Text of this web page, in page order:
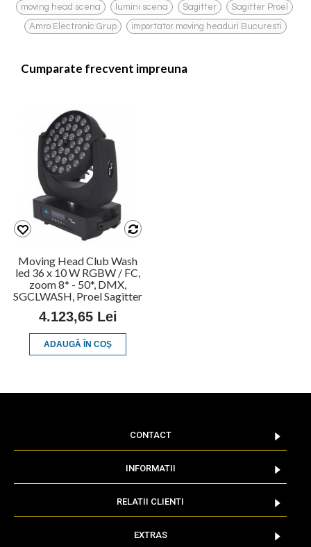
moving head scena lumini scena Sagitter Sagitter Proel
Amro Electronic Grup importator moving headuri Bucuresti
Cumparate frecvent impreuna
Moving Head Club Wash
led 36 x 10 W RGBW / FC,
zoom 8* - 50*, DMX,
SGCLWASH, Proel Sagitter
4.123,65 Lei
ADAUGĂ ÎN COŞ
CONTACT
INFORMATII
RELATII CLIENTI
EXTRAS